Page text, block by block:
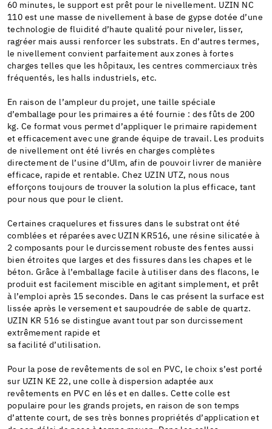
60 minutes, le support est prêt pour le nivellement. UZIN NC
110 est une masse de nivellement à base de gypse dotée d’une
technologie de fluidité d’haute qualité pour niveler, lisser,
ragréer mais aussi renforcer les substrats. En d’autres termes,
le nivellement convient parfaitement aux zones à fortes
charges telles que les hôpitaux, les centres commerciaux très
fréquentés, les halls industriels, etc.
En raison de l’ampleur du projet, une taille spéciale
d’emballage pour les primaires a été fournie : des fûts de 200
kg. Ce format vous permet d’appliquer le primaire rapidement
et efficacement avec une grande équipe de travail. Les produits
de nivellement ont été livrés en charges complètes
directement de l’usine d’Ulm, afin de pouvoir livrer de manière
efficace, rapide et rentable. Chez UZIN UTZ, nous nous
efforçons toujours de trouver la solution la plus efficace, tant
pour nous que pour le client.
Certaines craquelures et fissures dans le substrat ont été
comblées et réparées avec UZIN KR516, une résine silicatée à
2 composants pour le durcissement robuste des fentes aussi
bien étroites que larges et des fissures dans les chapes et le
béton. Grâce à l’emballage facile à utiliser dans des flacons, le
produit est facilement miscible en agitant simplement, et prêt
à l’emploi après 15 secondes. Dans le cas présent la surface est
lissée après le versement et saupoudrée de sable de quartz.
UZIN KR 516 se distingue avant tout par son durcissement
extrêmement rapide et
sa facilité d’utilisation.
Pour la pose de revêtements de sol en PVC, le choix s’est porté
sur UZIN KE 22, une colle à dispersion adaptée aux
revêtements en PVC en lés et en dalles. Cette colle est
populaire pour les grands projets, en raison de son temps
d’attente court, de ses très bonnes propriétés d’application et